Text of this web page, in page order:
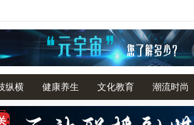
纵横 健康养生 文化教育 潮流时尚